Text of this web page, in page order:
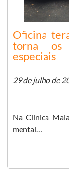
Oficina
torna os
especiais
29 de julho de
Na Clínica
mental…